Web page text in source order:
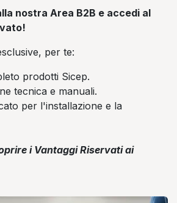
nostra Area B2B e accedi al
per te:
prodotti Sicep.
tecnica e manuali.
per l'installazione e la
i Vantaggi Riservati ai